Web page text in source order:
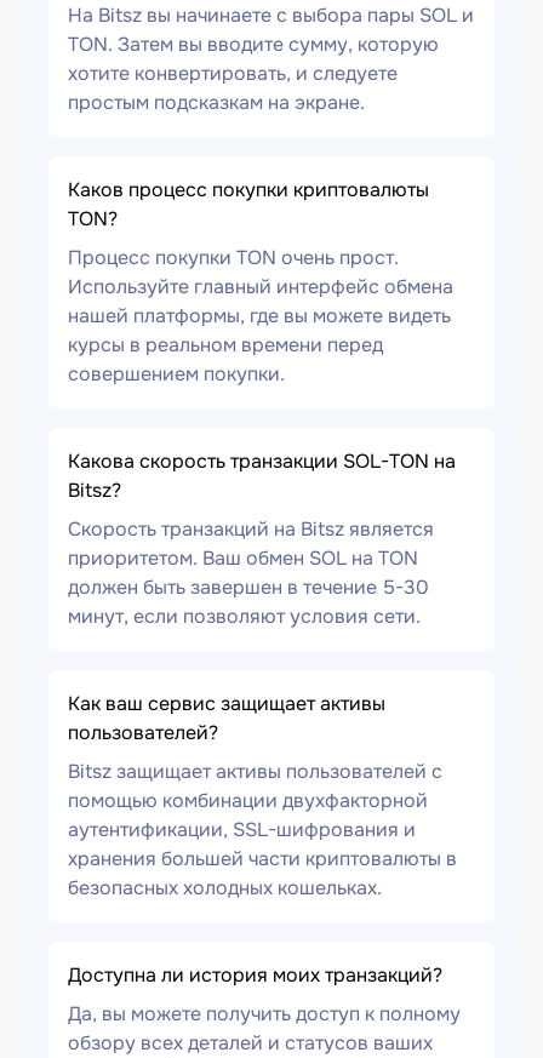
На Bitsz вы начинаете с выбора пары SOL и
TON. Затем вы вводите сумму, которую
хотите конвертировать, и следуете
простым подсказкам на экране.
Каков процесс покупки криптовалюты
TON?
Процесс покупки TON очень прост.
Используйте главный интерфейс обмена
нашей платформы, где вы можете видеть
курсы в реальном времени перед
совершением покупки.
Какова скорость транзакции SOL-TON на
Bitsz?
Скорость транзакций на Bitsz является
приоритетом. Ваш обмен SOL на TON
должен быть завершен в течение 5-30
минут, если позволяют условия сети.
Как ваш сервис защищает активы
пользователей?
Bitsz защищает активы пользователей с
помощью комбинации двухфакторной
аутентификации, SSL-шифрования и
хранения большей части криптовалюты в
безопасных холодных кошельках.
Доступна ли история моих транзакций?
Да, вы можете получить доступ к полному
обзору всех деталей и статусов ваших